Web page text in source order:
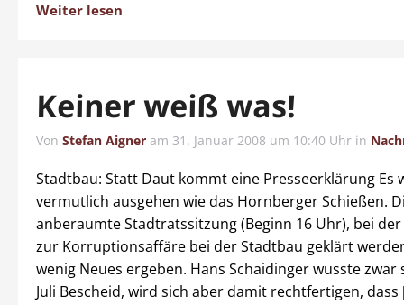
Weiter lesen
Keiner weiß was!
Von Stefan Aigner am 31. Januar 2008 um 10:40 Uhr in
Stadtbau: Statt Daut kommt eine Presseerklärung Es
vermutlich ausgehen wie das Hornberger Schießen.
anberaumte Stadtratssitzung (Beginn 16 Uhr), bei der
zur Korruptionsaffäre bei der Stadtbau geklärt
wenig Neues ergeben. Hans Schaidinger wusste zwar
Juli Bescheid, wird sich aber damit rechtfertigen,